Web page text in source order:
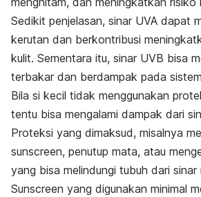
Sedikit penjelasan, sinar UVA dapat
kerutan dan berkontribusi
kulit. Sementara itu, sinar UVB bisa
terbakar dan berdampak pada
Bila si kecil tidak menggunakan
tentu bisa mengalami dampak dari
Proteksi yang dimaksud, misalnya
sunscreen, penutup mata, atau
yang bisa melindungi tubuh dari sinar
Sunscreen yang digunakan minimal